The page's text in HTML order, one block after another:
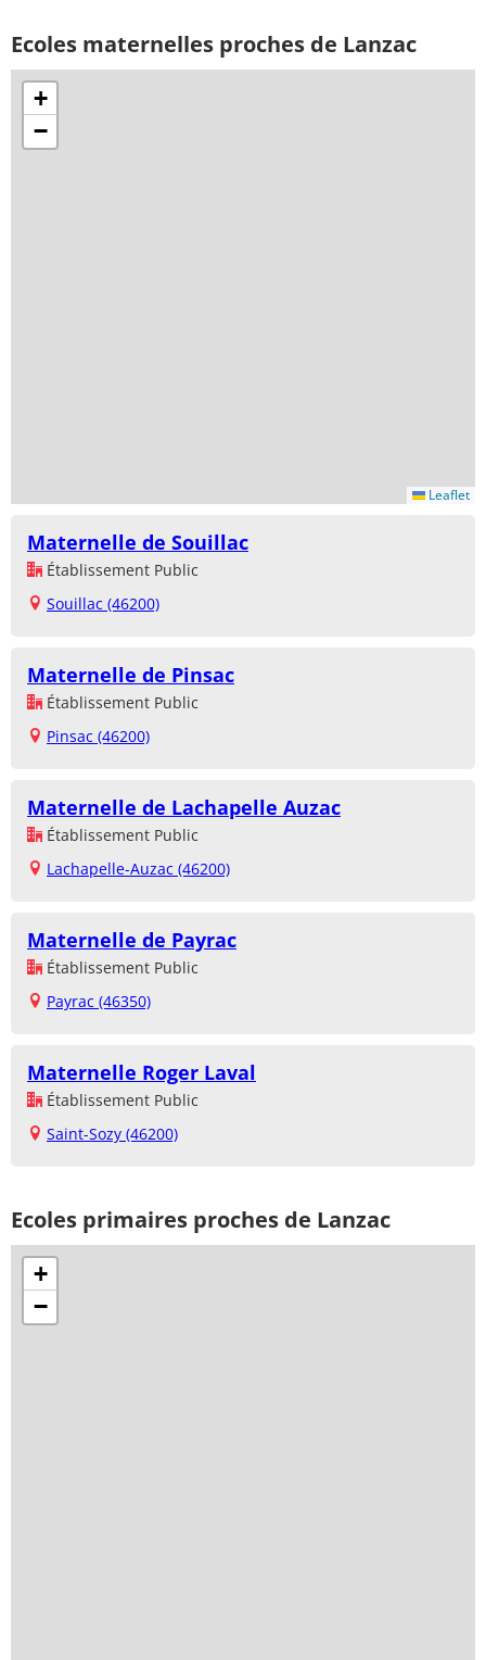
Ecoles maternelles proches de Lanzac
+
−
Leaflet
Maternelle de Souillac
Établissement Public
Souillac (46200)
Maternelle de Pinsac
Établissement Public
Pinsac (46200)
Maternelle de Lachapelle Auzac
Établissement Public
Lachapelle-Auzac (46200)
Maternelle de Payrac
Établissement Public
Payrac (46350)
Maternelle Roger Laval
Établissement Public
Saint-Sozy (46200)
Ecoles primaires proches de Lanzac
+
−